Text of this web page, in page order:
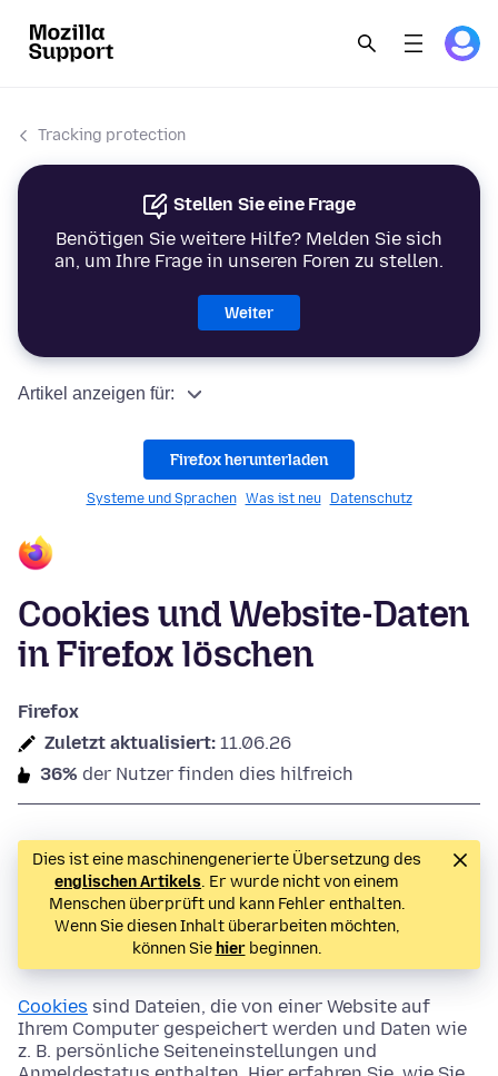
Tracking protection
Stellen Sie eine Frage
Benötigen Sie weitere Hilfe? Melden Sie sich
an, um Ihre Frage in unseren Foren zu stellen.
Weiter
Artikel anzeigen für:
Firefox herunterladen
Systeme und Sprachen Was ist neu Datenschutz
Cookies und Website-Daten
in Firefox löschen
Firefox
Zuletzt aktualisiert: 11.06.26
36% der Nutzer finden dies hilfreich
Dies ist eine maschinengenerierte Übersetzung des
englischen Artikels. Er wurde nicht von einem
Menschen überprüft und kann Fehler enthalten.
Wenn Sie diesen Inhalt überarbeiten möchten,
können Sie hierbeginnen.
Cookies sind Dateien, die von einer Website auf
Ihrem Computer gespeichert werden und Daten wie
z. B. persönliche Seiteneinstellungen und